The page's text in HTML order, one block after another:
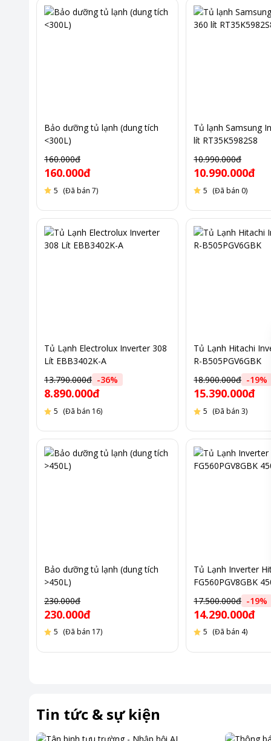
Bảo dưỡng tủ lạnh (dung tích
<300L)
160.000đ
160.000đ
5 (Đã bán 7)
Tủ lạnh Samsung
lít RT35K5982S8
10.990.000đ
10.990.000đ
5 (Đã bán 0)
Tủ Lạnh Electrolux Inverter 308
Lít EBB3402K-A
13.790.000đ -36%
8.890.000đ
5 (Đã bán 16)
Tủ Lạnh Hitachi
R-B505PGV6GBK
18.900.000đ -19%
15.390.000đ
5 (Đã bán 3)
Bảo dưỡng tủ lạnh (dung tích
>450L)
230.000đ
230.000đ
5 (Đã bán 17)
Tủ Lạnh Inverter
FG560PGV8GBK
17.500.000đ -19%
14.290.000đ
5 (Đã bán 4)
Tin tức & sự kiện